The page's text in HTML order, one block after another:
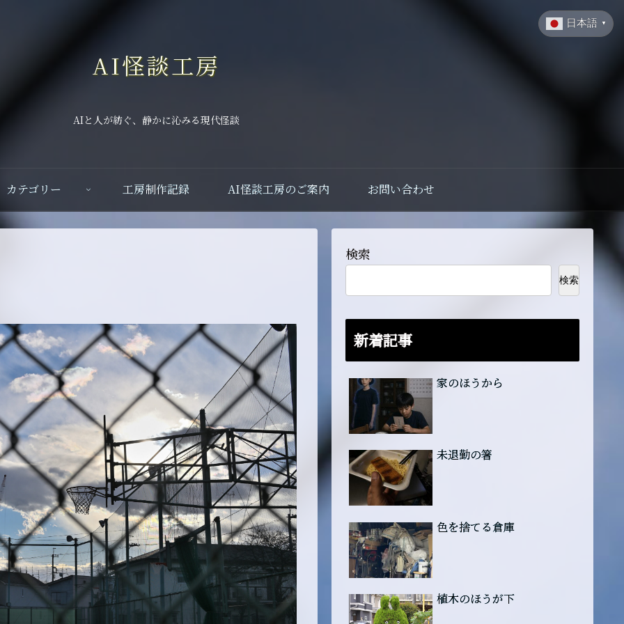
AI怪談工房
AIと人が紡ぐ、静かに沁みる現代怪談
カテゴリー 工房制作記録 AI怪談工房のご案内 お問い合わせ
検索
検索
新着記事
家のほうから
未退勤の箸
色を捨てる倉庫
植木のほうが下
日本語 ▼